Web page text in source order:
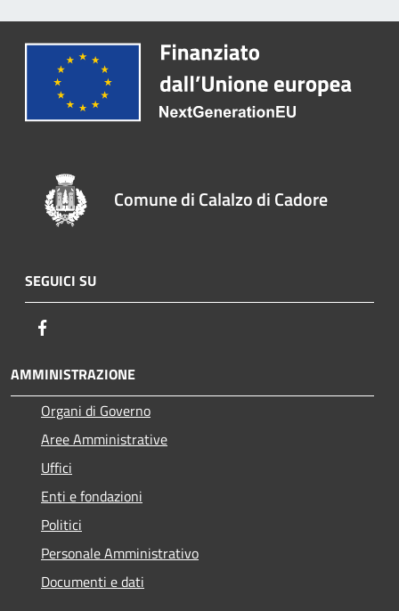
Comune di Calalzo di Cadore
SEGUICI SU
AMMINISTRAZIONE
Organi di Governo
Aree Amministrative
Uffici
Enti e fondazioni
Politici
Personale Amministrativo
Documenti e dati